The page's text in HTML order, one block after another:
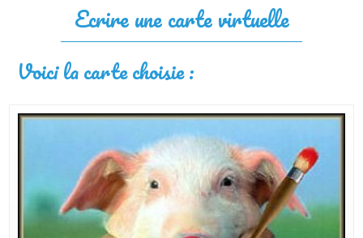
Ecrire une carte virtuelle
Voici la carte choisie :